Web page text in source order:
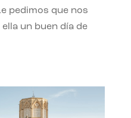
pedimos que nos
un buen día de